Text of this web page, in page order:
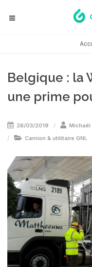
Belgique : la
une prime
26/03/2019
Michaël
Camion & utilitaire GNL